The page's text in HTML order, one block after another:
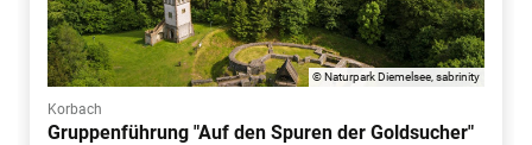
© Naturpark Diemelsee, sabrinity
Korbach
Gruppenführung "Auf den Spuren der Goldsucher"